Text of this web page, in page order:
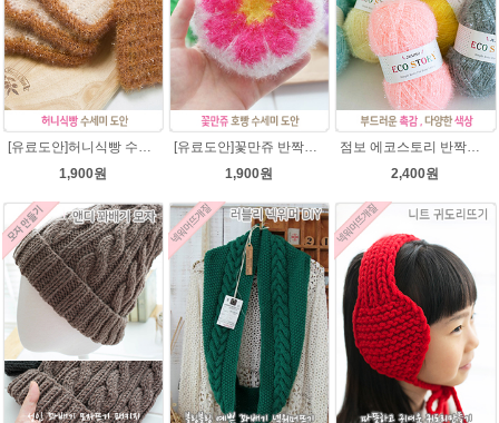
[유료도안]허니식빵 수세미뜨기 코바늘뜨기도안 /수세미뜨기/수세미실/반짝이수세미/반짝이실/수세미실 웰빙수세미 퐁퐁수세미 식빵 코바늘수세미
1,900원
[유료도안]꽃만쥬 반짝이수세미 코바늘뜨기도안 /수세미뜨기/수세미실/반짝이수세미/반짝이실/수세미실 웰빙수세미 퐁퐁수세미 식빵 코바늘수세미
1,900원
점보 에코스토리 반짝이 80g 대용량 수세미뜨기 뜨개실 친환경소품 뜨개질실//웰빙수세미실/반짝이수세미실/반짝이뜨개실/ 수세미실/대용량수세미/빤짝이실
2,400원